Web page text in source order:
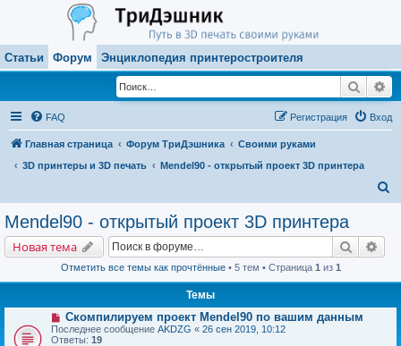
Статьи Форум Энциклопедия принтеростроителя
Поиск
FAQ Вход
Регистрация
Главная страница Форум ТриДэшника
Своими руками
3D принтеры и 3D печать
Mendel90 - открытый проект 3D принтера
Mendel90 - открытый проект 3D принтера
Новая тема Поиск
Отметить все темы как прочтённые• 5 тем • Страница 1 из 1
Темы
Скомпилируем проект Mendel90 по вашим данным
Последнее сообщение AKDZG « 26 сен 2019, 10:12
Ответы: 19